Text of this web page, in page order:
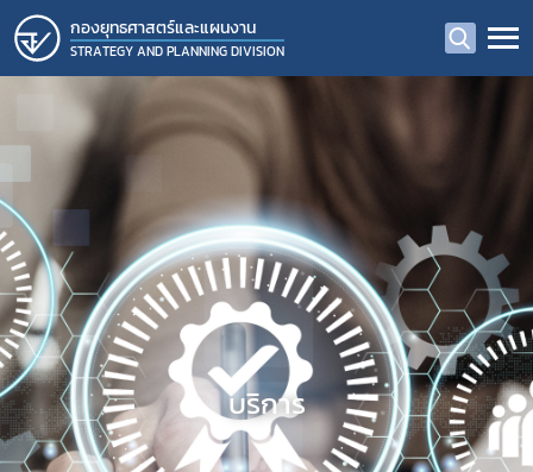
กองยุทธศาสตร์และแผนงาน
STRATEGY AND PLANNING DIVISION
บริการ